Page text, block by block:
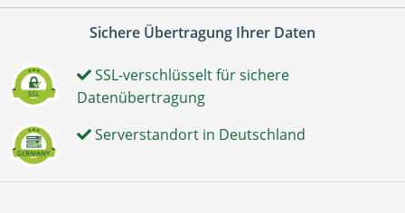
Sichere Übertragung Ihrer Daten
SSL-verschlüsselt für sichere
Datenübertragung
Serverstandort in Deutschland